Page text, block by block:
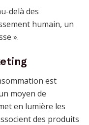
delà des
humain, un
».
est
moyen de
en lumière les
des produits